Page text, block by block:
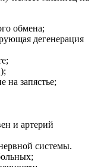
обмена;
дегенерация
на запястье;
и артерий
системы.